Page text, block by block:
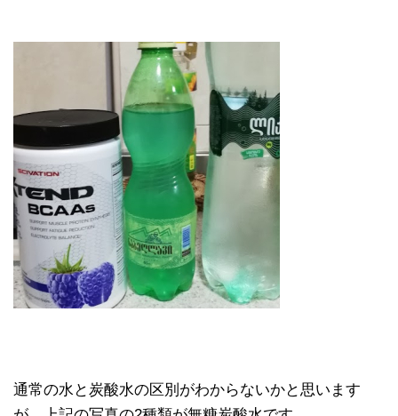
通常の水と炭酸水の区別がわからないかと思います